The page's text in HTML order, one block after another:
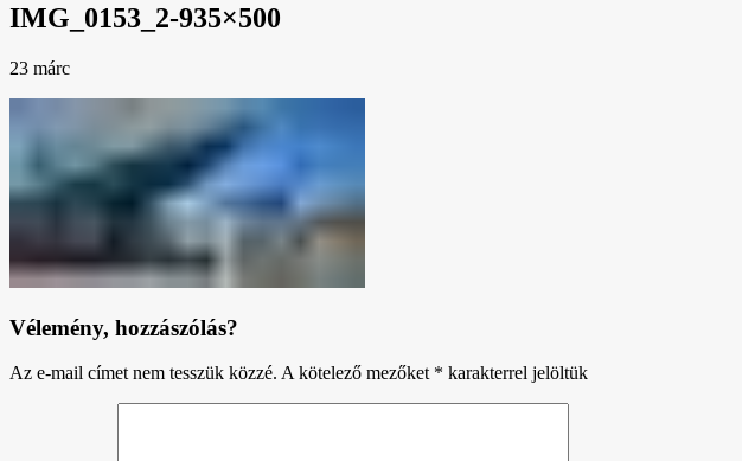
IMG_0153_2-935×500
23 márc
Vélemény, hozzászólás?
Az e-mail címet nem tesszük közzé. A kötelező mezőket * karakterrel jelöltük